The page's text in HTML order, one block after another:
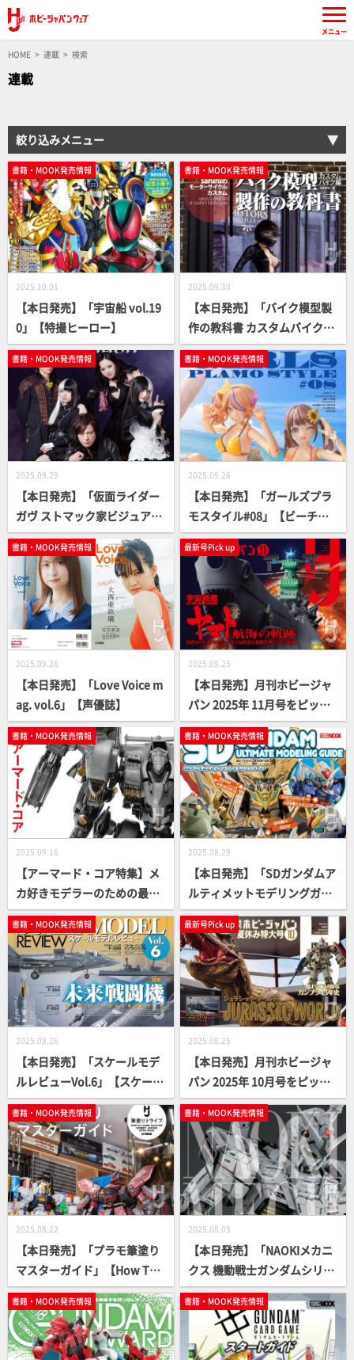
HOME 連載 検索
連載
絞り込みメニュー
書籍・MOOK発売情報
2025.10.01
【本日発売】「宇宙船 vol.19
0」【特撮ヒーロー】
書籍・MOOK発売情報
2025.09.30
【本日発売】「バイク模型製
作の教科書 カスタムバイク
編 saruruのモーターサイク
ルカスタム」【スケールモデ
ル】
書籍・MOOK発売情報
2025.09.29
【本日発売】「仮面ライダー
ガヴ ストマック家ビジュアル
ブック」【仮面ライダー】
書籍・MOOK発売情報
2025.09.26
【本日発売】「ガールズプラ
モスタイル#08」【ビーチコ
ーディネイト】
書籍・MOOK発売情報
2025.09.26
【本日発売】「Love Voice m
ag. vol.6」【声優誌】
最新号Pick up
2025.09.25
【本日発売】月刊ホビージャ
パン 2025年 11月号をピック
アップ！
書籍・MOOK発売情報
2025.09.16
【アーマード・コア特集】メ
カ好きモデラーのための最前
線マガジン「Mech R #01」
【本日発売】
書籍・MOOK発売情報
2025.08.29
【本日発売】「SDガンダムア
ルティメットモデリングガイ
ド」【SDキット製作ガイド】
書籍・MOOK発売情報
2025.08.26
【本日発売】「スケールモデ
ルレビューVol.6」【スケール
モデル】
最新号Pick up
2025.08.25
【本日発売】月刊ホビージャ
パン 2025年 10月号をピック
アップ！
書籍・MOOK発売情報
2025.08.22
【本日発売】「プラモ筆塗り
マスターガイド」【How T
o】
書籍・MOOK発売情報
2025.08.05
【本日発売】「NAOKIメカニ
クス 機動戦士ガンダムシリー
ズ編」【宇宙世紀】
書籍・MOOK発売情報 書籍・MOOK発売情報
メニュー